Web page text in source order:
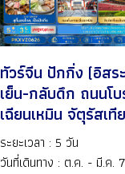
ทัวร์จีน ปักกิ่ง (อิสร
เย็น-กลับดึก ถนนโ
เฉียนเหมิน จัตุรัสเที
มิน พระราชวังต้องห้
กำแพงเมืองจีน ถนน
ระยะเวลา : 5 วัน
วันที่เดินทาง : ต.ค. - มี.ค.